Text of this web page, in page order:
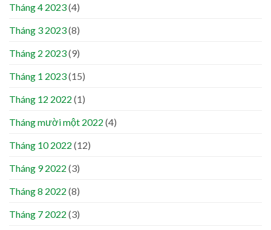
Tháng 4 2023(4)
Tháng 3 2023(8)
Tháng 2 2023(9)
Tháng 1 2023(15)
Tháng 12 2022 (1)
Tháng mười một 2022 (4)
Tháng 10 2022 (12)
Tháng 9 2022 (3)
Tháng 8 2022 (8)
Tháng 7 2022 (3)